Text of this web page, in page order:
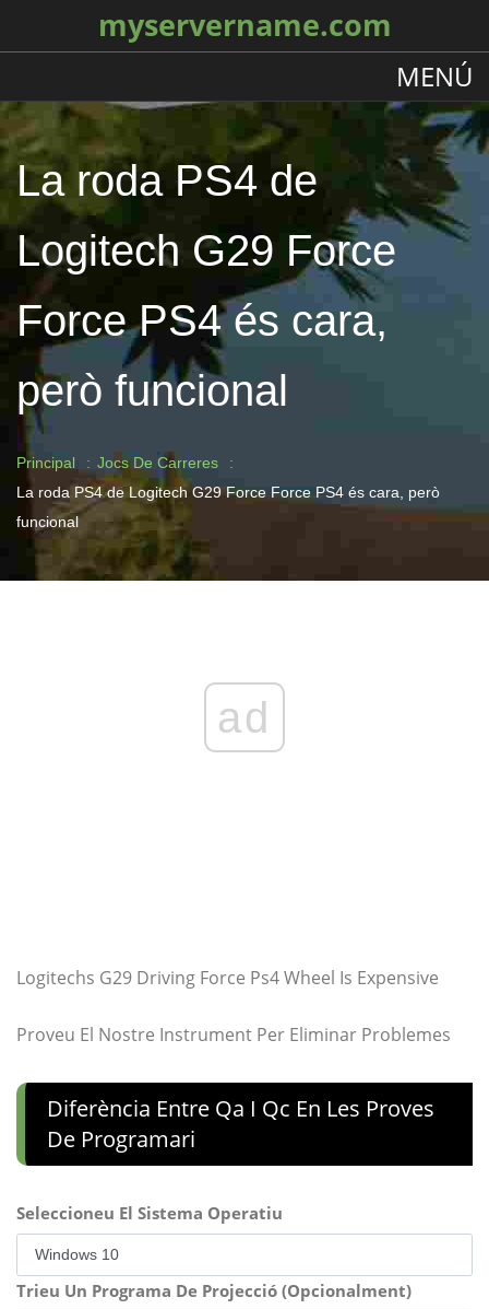
myservername.com
MENÚ
La roda PS4 de
Logitech G29 Force
Force PS4 és cara,
però funcional
Principal
Jocs De Carreres
La roda PS4 de Logitech G29 Force Force PS4 és cara, però
funcional
ad
Logitechs G29 Driving Force Ps4 Wheel Is Expensive
Proveu El Nostre Instrument Per Eliminar Problemes
Diferència Entre Qa I Qc En Les Proves
De Programari
Seleccioneu El Sistema Operatiu
Trieu Un Programa De Projecció (Opcionalment)